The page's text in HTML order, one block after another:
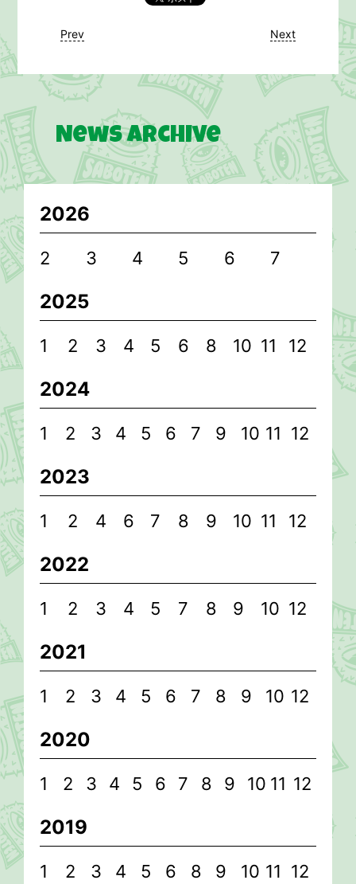
Next
Prev
News Archive
2026
2 3 4 5 6 7
2025
1 2 3 4 5 6 8 10 11 12
2024
1 2 3 4 5 6 7 9 10 11 12
2023
1 2 4 6 7 8 9 10 11 12
2022
1 2 3 4 5 7 8 9 10 12
2021
1 2 3 4 5 6 7 8 9 10 12
2020
1 2 3 4 5 6 7 8 9 10 11 12
2019
1 2 3 4 5 6 8 9 10 11 12